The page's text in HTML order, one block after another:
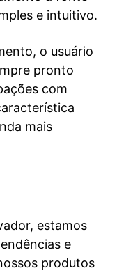
e intuitivo.
o usuário
pronto
com
mais
estamos
e
produtos